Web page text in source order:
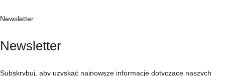
Newsletter
Newsletter
Subskrybuj, aby uzyskać najnowsze informacje dotyczące naszych